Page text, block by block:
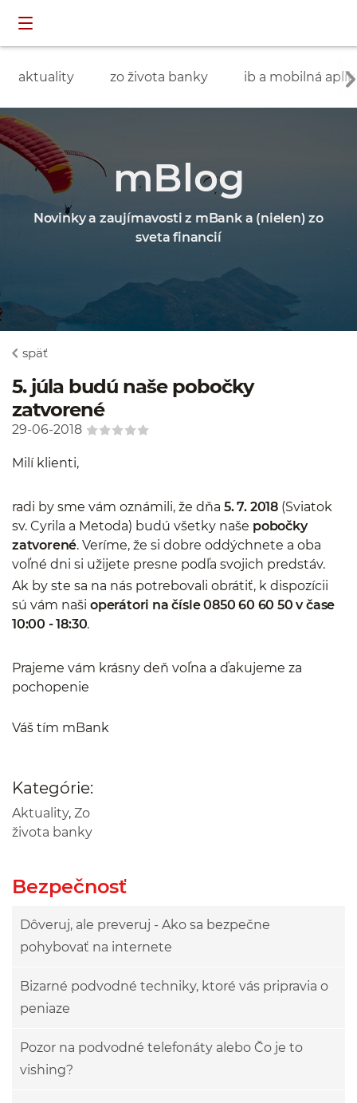
aktuality zo života banky ib a mobilná
mBlog
Novinky a zaujímavosti z mBank a (nielen) zo
sveta financií
späť
5. júla budú naše pobočky
zatvorené
29-06-2018
Milí klienti,
radi by sme vám oznámili, že dňa 5. 7. 2018 (Sviatok
sv. Cyrila a Metoda) budú všetky naše pobočky
zatvorené. Veríme, že si dobre oddýchnete a oba
voľné dni si užijete presne podľa svojich predstáv.
Ak by ste sa na nás potrebovali obrátiť, k dispozícii
sú vám naši operátori na čísle 0850 60 60 50 v čase
10:00 - 18:30.
Prajeme vám krásny deň voľna a ďakujeme za
pochopenie
Váš tím mBank
Kategórie:
Aktuality, Zo
života banky
Bezpečnosť
Dôveruj, ale preveruj - Ako sa bezpečne
pohybovať na internete
Bizarné podvodné techniky, ktoré vás pripravia o
peniaze
Pozor na podvodné telefonáty alebo Čo je to
vishing?